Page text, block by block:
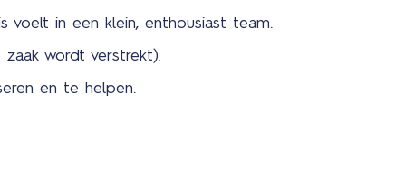
voelt in een klein, enthousiast team.
wordt verstrekt).
en te helpen.